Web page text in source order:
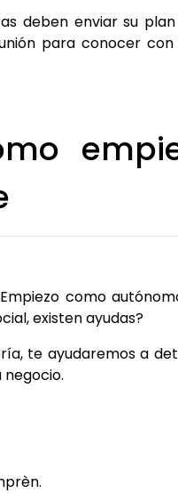
deben enviar su
para conocer
como
existen ayudas?
te ayudaremos a